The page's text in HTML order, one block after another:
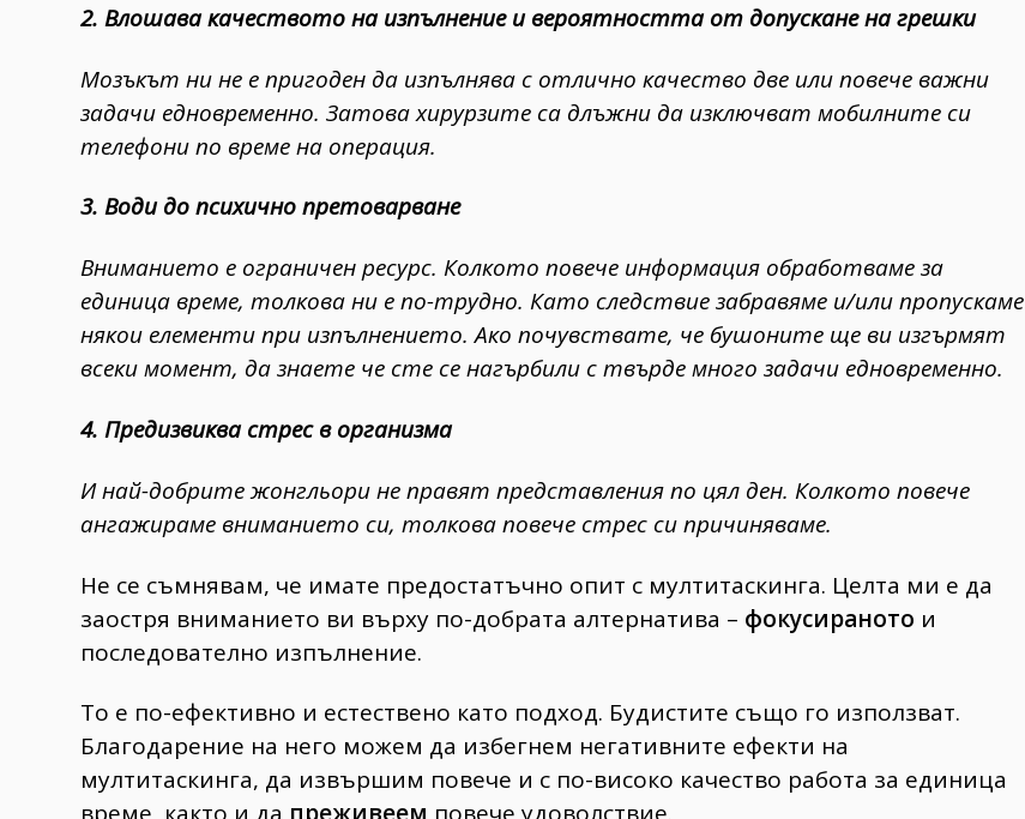
2. Влошава качеството на изпълнение и вероятността от допускане на грешки
Мозъкът ни не е пригоден да изпълнява с отлично качество две или повече важни
задачи едновременно. Затова хирурзите са длъжни да изключват мобилните си
телефони по време на операция.
3. Води до психично претоварване
Вниманието е ограничен ресурс. Колкото повече информация обработваме за
единица време, толкова ни е по-трудно. Като следствие забравяме и/или пропускаме
някои елементи при изпълнението. Ако почувствате, че бушоните ще ви изгърмят
всеки момент, да знаете че сте се нагърбили с твърде много задачи едновременно.
4. Предизвиква стрес в организма
И най-добрите жонгльори не правят представления по цял ден. Колкото повече
ангажираме вниманието си, толкова повече стрес си причиняваме.
Не се съмнявам, че имате предостатъчно опит с мултитаскинга. Целта ми е да
заостря вниманието ви върху по-добрата алтернатива – фокусираното и
последователно изпълнение.
То е по-ефективно и естествено като подход. Будистите също го използват.
Благодарение на него можем да избегнем негативните ефекти на
мултитаскинга, да извършим повече и с по-високо качество работа за единица